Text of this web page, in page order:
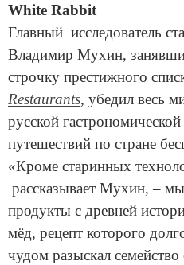
White Rabbit
Главный исследователь
Владимир Мухин,
строчку престижного
Restaurants, убедил весь
русской
путешествий по стране
«Кроме старинных
рассказывает Мухин, –
продукты с древней
мёд, рецепт которого
чудом разыскал